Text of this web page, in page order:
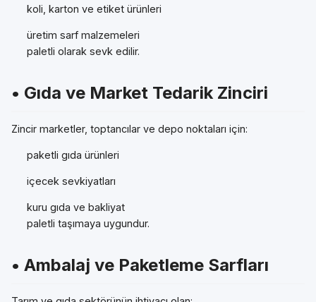
koli, karton ve etiket ürünleri
üretim sarf malzemeleri
paletli olarak sevk edilir.
• Gıda ve Market Tedarik Zinciri
Zincir marketler, toptancılar ve depo noktaları için:
paketli gıda ürünleri
içecek sevkiyatları
kuru gıda ve bakliyat
paletli taşımaya uygundur.
• Ambalaj ve Paketleme Sarfları